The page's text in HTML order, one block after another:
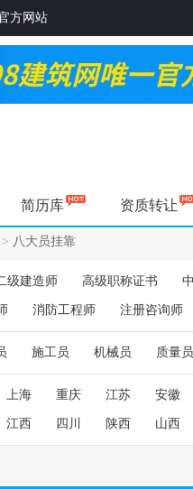
方网站
简历库 资质转让
> 八大员挂靠
级建造师 高级职称证书
消防工程师 注册咨询师
施工员 机械员 质量员
上海 重庆 江苏 安徽
江西 四川 陕西 山西